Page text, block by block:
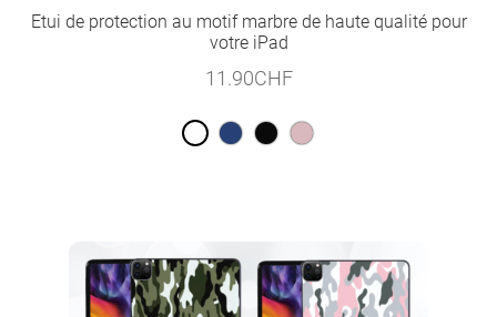
Etui de protection au motif marbre de haute qualité pour
votre iPad
11.90CHF